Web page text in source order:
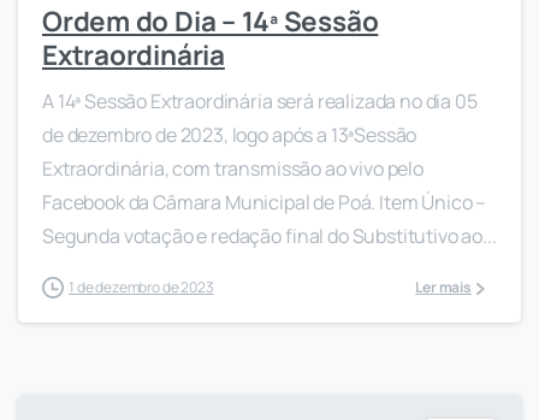
Ordem do Dia – 14ª Sessão
Extraordinária
A 14ª Sessão Extraordinária será realizada no dia 05
de dezembro de 2023, logo após a 13ªSessão
Extraordinária, com transmissão ao vivo pelo
Facebook da Câmara Municipal de Poá. Item Único –
Segunda votação e redação final do Substitutivo ao...
1 de dezembro de 2023 Ler mais